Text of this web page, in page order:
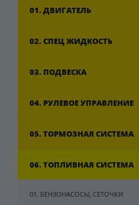
01. ДВИГАТЕЛЬ
02. СПЕЦ ЖИДКОСТЬ
03. ПОДВЕСКА
04. РУЛЕВОЕ УПРАВЛЕНИЕ
05. ТОРМОЗНАЯ СИСТЕМА
06. ТОПЛИВНАЯ СИСТЕМА
01. БЕНЗОНАСОСЫ, СЕТОЧКИ